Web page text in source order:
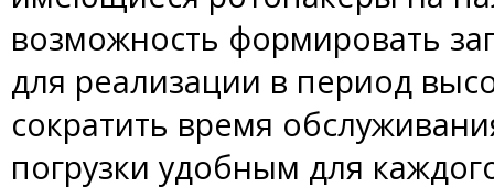
возможность формировать
для реализации в период
сократить время
погрузки удобным для